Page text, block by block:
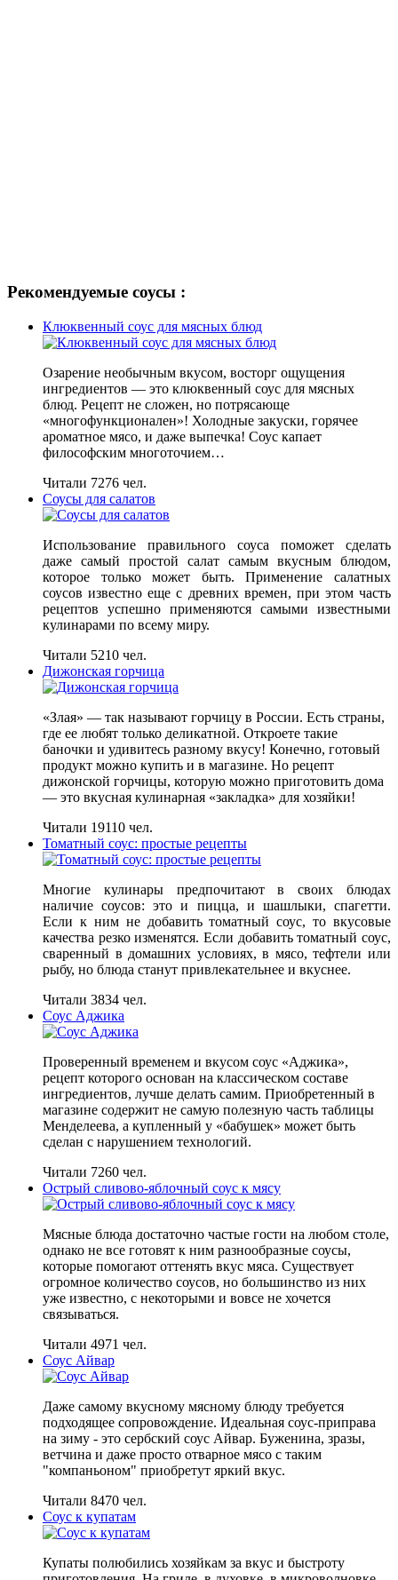
Рекомендуемые соусы :
Клюквенный соус для мясных блюд
Озарение необычным вкусом, восторг ощущения
ингредиентов — это клюквенный соус для мясных
блюд. Рецепт не сложен, но потрясающе
«многофункционален»! Холодные закуски, горячее
ароматное мясо, и даже выпечка! Соус капает
философским многоточием…
Читали 7276 чел.
Соусы для салатов
Использование правильного соуса поможет сделать
даже самый простой салат самым вкусным блюдом,
которое только может быть. Применение салатных
соусов известно еще с древних времен, при этом часть
рецептов успешно применяются самыми известными
кулинарами по всему миру.
Читали 5210 чел.
Дижонская горчица
«Злая» — так называют горчицу в России. Есть страны,
где ее любят только деликатной. Откроете такие
баночки и удивитесь разному вкусу! Конечно, готовый
продукт можно купить и в магазине. Но рецепт
дижонской горчицы, которую можно приготовить дома
— это вкусная кулинарная «закладка» для хозяйки!
Читали 19110 чел.
Томатный соус: простые рецепты
Многие кулинары предпочитают в своих блюдах
наличие соусов: это и пицца, и шашлыки, спагетти.
Если к ним не добавить томатный соус, то вкусовые
качества резко изменятся. Если добавить томатный соус,
сваренный в домашних условиях, в мясо, тефтели или
рыбу, но блюда станут привлекательнее и вкуснее.
Читали 3834 чел.
Соус Аджика
Проверенный временем и вкусом соус «Аджика»,
рецепт которого основан на классическом составе
ингредиентов, лучше делать самим. Приобретенный в
магазине содержит не самую полезную часть таблицы
Менделеева, а купленный у «бабушек» может быть
сделан с нарушением технологий.
Читали 7260 чел.
Острый сливово-яблочный соус к мясу
Мясные блюда достаточно частые гости на любом столе,
однако не все готовят к ним разнообразные соусы,
которые помогают оттенять вкус мяса. Существует
огромное количество соусов, но большинство из них
уже известно, с некоторыми и вовсе не хочется
связываться.
Читали 4971 чел.
Соус Айвар
Даже самому вкусному мясному блюду требуется
подходящее сопровождение. Идеальная соус-приправа
на зиму - это сербский соус Айвар. Буженина, зразы,
ветчина и даже просто отварное мясо с таким
"компаньоном" приобретут яркий вкус.
Читали 8470 чел.
Соус к купатам
Купаты полюбились хозяйкам за вкус и быстроту